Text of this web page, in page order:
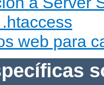
web para